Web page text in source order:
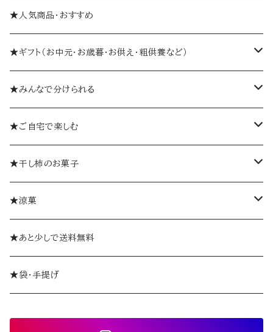
★人気商品・おすすめ
★ギフト（お中元・お歳暮・お供え・粗供養など）
箱入り
詰め合わせギフト
ゼリーギフト
ミルフィーユギフト
★みんなで分けられる
個包装
個袋
★ご自宅で楽しむ
おひとつから
袋入り
ミルフィーユ（単品）
★干し柿のお菓子
柿巻
やま柿
ミルフィーユ
★涼菓
ゼリー
おひとつから
ようかん
★あと少しで送料無料
★袋・手提げ